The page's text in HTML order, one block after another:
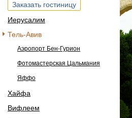
Заказать гостиницу
Иерусалим
Тель-Авив
Аэропорт Бен-Гурион
Фотомастерская Цальмания
Яффо
Хайфа
Вифлеем